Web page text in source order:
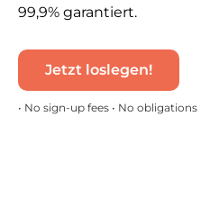
99,9% garantiert.
Jetzt loslegen!
• No sign-up fees • No obligations